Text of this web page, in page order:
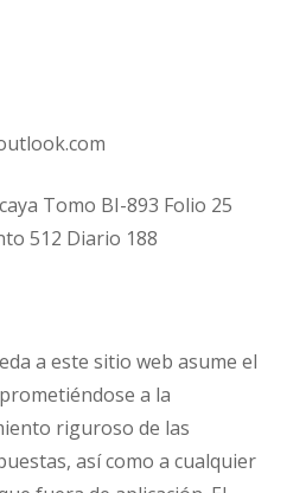
Tomo BI-893 Folio 25
512 Diario 188
a este sitio web asume el
a la
riguroso de las
así como a cualquier